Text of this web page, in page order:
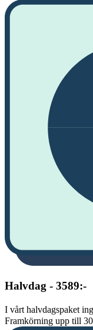
Halvdag - 3589:-
I vårt halvdagspaket
Framkörning upp till